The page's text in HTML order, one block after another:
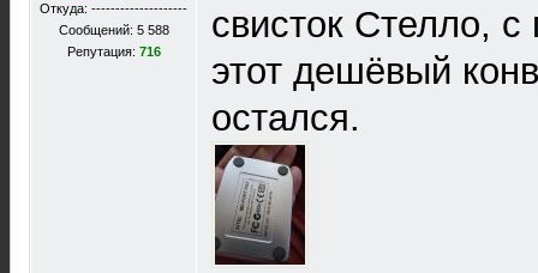
Откуда: --------------------
Сообщений: 5 588
Репутация: 716
свисток Стелло, с
этот дешёвый
остался.